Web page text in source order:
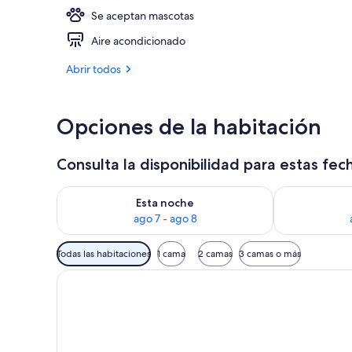
Se aceptan mascotas
Aire acondicionado
Abrir todos
Opciones de la habitación
Consulta la disponibilidad para estas
Esta noche
ago 7 - ago 8
Consulta la disponibilidad para esta noche, ago 7 -
Consulta la
Filtros
disponibles
para
Todas las habitaciones 1 cama 2 camas 3 camas o más